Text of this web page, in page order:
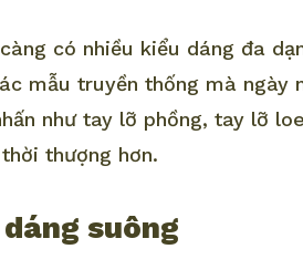
có nhiều kiểu dáng đa
mẫu truyền thống mà ngày
như tay lỡ phồng, tay lỡ
thượng hơn.
suông